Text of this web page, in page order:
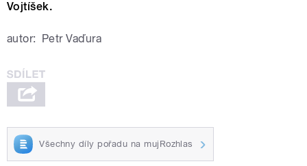
Vojtíšek.
autor: Petr Vaďura
Všechny díly pořadu na mujRozhlas